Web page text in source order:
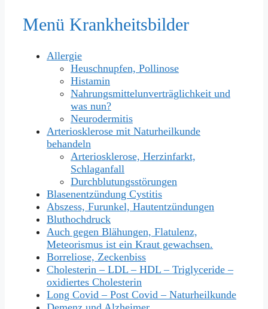
Menü Krankheitsbilder
Allergie
Heuschnupfen, Pollinose
Histamin
Nahrungsmittelunverträglichkeit und
was nun?
Neurodermitis
Arteriosklerose mit Naturheilkunde
behandeln
Arteriosklerose, Herzinfarkt,
Schlaganfall
Durchblutungsstörungen
Blasenentzündung Cystitis
Abszess, Furunkel, Hautentzündungen
Bluthochdruck
Auch gegen Blähungen, Flatulenz,
Meteorismus ist ein Kraut gewachsen.
Borreliose, Zeckenbiss
Cholesterin – LDL – HDL – Triglyceride –
oxidiertes Cholesterin
Long Covid – Post Covid – Naturheilkunde